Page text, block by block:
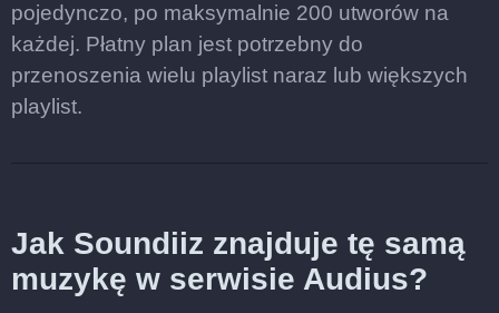
pojedynczo, po maksymalnie 200 utworów na
każdej. Płatny plan jest potrzebny do
przenoszenia wielu playlist naraz lub większych
playlist.
Jak Soundiiz znajduje tę samą
muzykę w serwisie Audius?